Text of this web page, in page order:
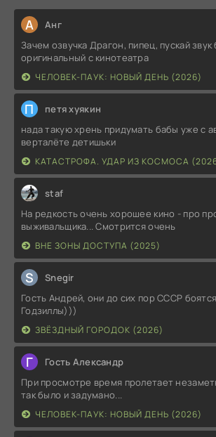
А Анг
Зачем озвучка Драгон, пипец, пускай звук
оригинальный с кинотеатра
ЧЕЛОВЕК-ПАУК: НОВЫЙ ДЕНЬ (2026)
П петя хуякин
нада такую хрень придумать бабы уже с
верталёте детишьки
КАТАСТРОФА. УДАР ИЗ КОСМОСА
staf
На редкость очень хорошее кино - про
выживальщика... Смотрится очень
ВНЕ ЗОНЫ ДОСТУПА (2025)
S Snegir
Гость Андрей, они до сих пор СССР
Годзиллы)))
ЗВЁЗДНЫЙ ГОРОДОК (2026)
Г Гость Александр
При просмотре время пролетает
так было и задумано...
ЧЕЛОВЕК-ПАУК: НОВЫЙ ДЕНЬ (2026)